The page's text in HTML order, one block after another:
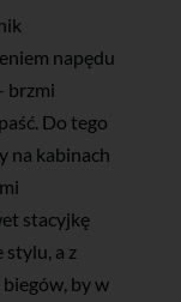
napędu
brzmi
Do tego
na kabinach
stacyjkę
stylu, a z
by w